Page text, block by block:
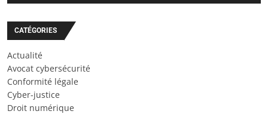
CATÉGORIES
Actualité
Avocat cybersécurité
Conformité légale
Cyber-justice
Droit numérique